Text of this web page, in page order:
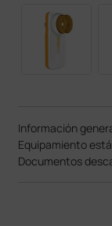
Información
Equipamiento
Documentos